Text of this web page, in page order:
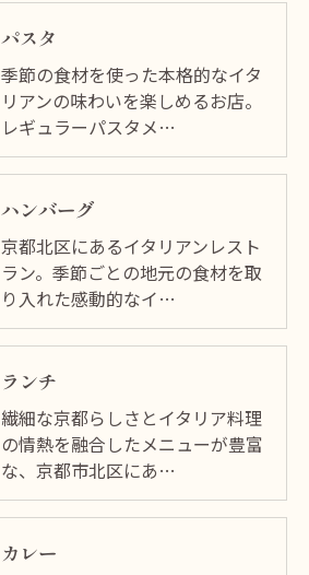
パスタ
季節の食材を使った本格的なイタ
リアンの味わいを楽しめるお店。
レギュラーパスタメ…
ハンバーグ
京都北区にあるイタリアンレスト
ラン。季節ごとの地元の食材を取
り入れた感動的なイ…
ランチ
繊細な京都らしさとイタリア料理
の情熱を融合したメニューが豊富
な、京都市北区にあ…
カレー